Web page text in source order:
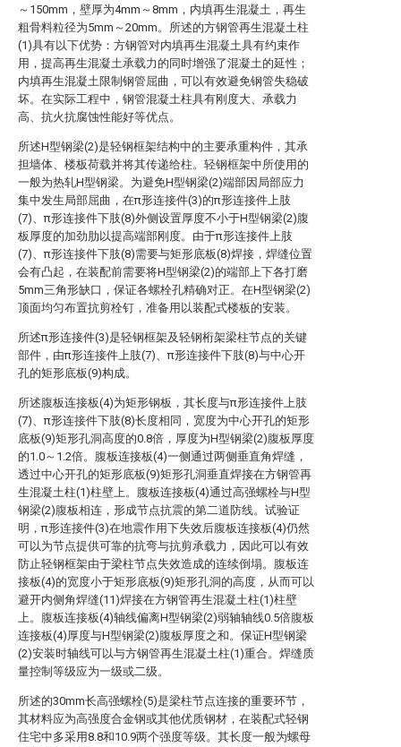
～150mm，壁厚为4mm～8mm，内填再生混凝土，再生
粗骨料粒径为5mm～20mm。所述的方钢管再生混凝土柱
(1)具有以下优势：方钢管对内填再生混凝土具有约束作
用，提高再生混凝土承载力的同时增强了混凝土的延性；
内填再生混凝土限制钢管屈曲，可以有效避免钢管失稳破
坏。在实际工程中，钢管混凝土柱具有刚度大、承载力
高、抗火抗腐蚀性能好等优点。
所述H型钢梁(2)是轻钢框架结构中的主要承重构件，其承
担墙体、楼板荷载并将其传递给柱。轻钢框架中所使用的
一般为热轧H型钢梁。为避免H型钢梁(2)端部因局部应力
集中发生局部屈曲，在π形连接件(3)的π形连接件上肢
(7)、π形连接件下肢(8)外侧设置厚度不小于H型钢梁(2)腹
板厚度的加劲肋以提高端部刚度。由于π形连接件上肢
(7)、π形连接件下肢(8)需要与矩形底板(8)焊接，焊缝位置
会有凸起，在装配前需要将H型钢梁(2)的端部上下各打磨
5mm三角形缺口，保证各螺栓孔精确对正。在H型钢梁(2)
顶面均匀布置抗剪栓钉，准备用以装配式楼板的安装。
所述π形连接件(3)是轻钢框架及轻钢桁架梁柱节点的关键
部件，由π形连接件上肢(7)、π形连接件下肢(8)与中心开
孔的矩形底板(9)构成。
所述腹板连接板(4)为矩形钢板，其长度与π形连接件上肢
(7)、π形连接件下肢(8)长度相同，宽度为中心开孔的矩形
底板(9)矩形孔洞高度的0.8倍，厚度为H型钢梁(2)腹板厚度
的1.0～1.2倍。腹板连接板(4)一侧通过两侧垂直角焊缝，
透过中心开孔的矩形底板(9)矩形孔洞垂直焊接在方钢管再
生混凝土柱(1)柱壁上。腹板连接板(4)通过高强螺栓与H型
钢梁(2)腹板相连，形成节点抗震的第二道防线。试验证
明，π形连接件(3)在地震作用下失效后腹板连接板(4)仍然
可以为节点提供可靠的抗弯与抗剪承载力，因此可以有效
防止轻钢框架由于梁柱节点失效造成的连续倒塌。腹板连
接板(4)的宽度小于矩形底板(9)矩形孔洞的高度，从而可以
避开内侧角焊缝(11)焊接在方钢管再生混凝土柱(1)柱壁
上。腹板连接板(4)轴线偏离H型钢梁(2)弱轴轴线0.5倍腹板
连接板(4)厚度与H型钢梁(2)腹板厚度之和。保证H型钢梁
(2)安装时轴线可以与方钢管再生混凝土柱(1)重合。焊缝质
量控制等级应为一级或二级。
所述的30mm长高强螺栓(5)是梁柱节点连接的重要环节，
其材料应为高强度合金钢或其他优质钢材，在装配式轻钢
住宅中多采用8.8和10.9两个强度等级。其长度一般为螺母